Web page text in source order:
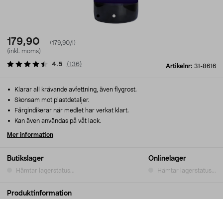
179,90
(179,90/l)
(inkl. moms)
Artikelnr: 31-8616
4.5 (136)
Butikslager
Hämtar lagerstatus...
Onlinelager
Hämtar lagerstatus...
Klarar all krävande avfettning, även flygrost.
Skonsam mot plastdetaljer.
Färgindikerar när medlet har verkat klart.
Kan även användas på våt lack.
Mer information
Produktinformation